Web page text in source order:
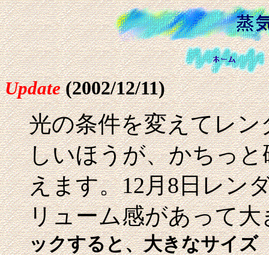
Update (2002/12/11)
光の条件を変えてレ
しいほうが、かちっ
えます。12月8日レン
リューム感があって
ックすると、大きなサイズ